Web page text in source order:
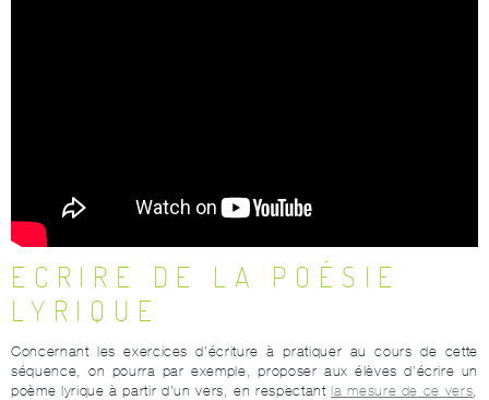
ECRIRE DE LA POÉSIE
LYRIQUE
Concernant les exercices d’écriture à pratiquer au cours de cette
séquence, on pourra par exemple, proposer aux élèves d’écrire un
poème lyrique à partir d’un vers, en respectant la mesure de ce vers